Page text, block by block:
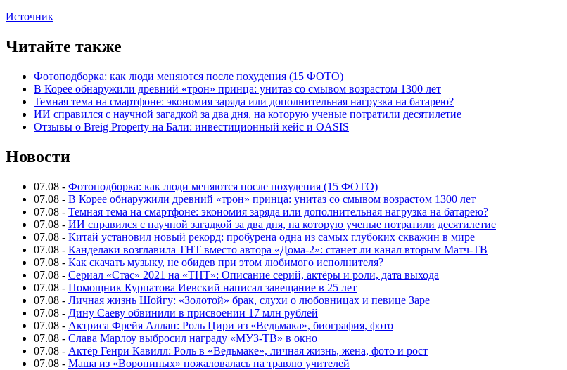
Источник
Читайте также
Фотоподборка: как люди меняются после похудения (15 ФОТО)
В Корее обнаружили древний «трон» принца: унитаз со смывом возрастом 1300 лет
Темная тема на смартфоне: экономия заряда или дополнительная нагрузка на батарею?
ИИ справился с научной загадкой за два дня, на которую ученые потратили десятилетие
Отзывы о Breig Property на Бали: инвестиционный кейс и OASIS
Новости
07.08 - Фотоподборка: как люди меняются после похудения (15 ФОТО)
07.08 - В Корее обнаружили древний «трон» принца: унитаз со смывом возрастом 1300 лет
07.08 - Темная тема на смартфоне: экономия заряда или дополнительная нагрузка на батарею?
07.08 - ИИ справился с научной загадкой за два дня, на которую ученые потратили десятилетие
07.08 - Китай установил новый рекорд: пробурена одна из самых глубоких скважин в мире
07.08 - Канделаки возглавила ТНТ вместо автора «Дома-2»: станет ли канал вторым Матч-ТВ
07.08 - Как скачать музыку, не обидев при этом любимого исполнителя?
07.08 - Сериал «Стас» 2021 на «ТНТ»: Описание серий, актёры и роли, дата выхода
07.08 - Помощник Курпатова Иевский написал завещание в 25 лет
07.08 - Личная жизнь Шойгу: «Золотой» брак, слухи о любовницах и певице Заре
07.08 - Дину Саеву обвинили в присвоении 17 млн рублей
07.08 - Актриса Фрейя Аллан: Роль Цири из «Ведьмака», биография, фото
07.08 - Слава Марлоу выбросил награду «МУЗ-ТВ» в окно
07.08 - Актёр Генри Кавилл: Роль в «Ведьмаке», личная жизнь, жена, фото и рост
07.08 - Маша из «Ворониных» пожаловалась на травлю учителей